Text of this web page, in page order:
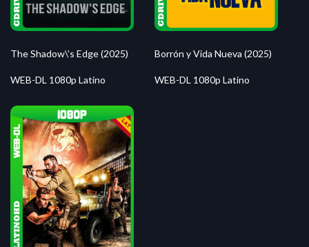
The Shadow\’s Edge (2025)
WEB-DL 1080p Latino
Borrón y Vida Nueva (2025)
WEB-DL 1080p Latino